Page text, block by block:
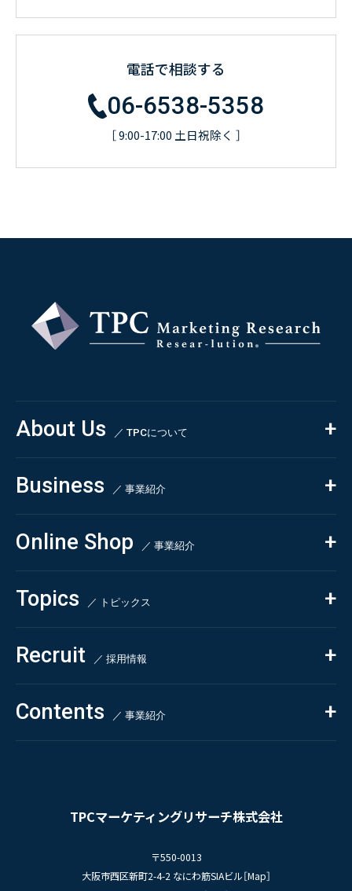
電話で相談する
06-6538-5358
［ 9:00-17:00 土日祝除く ］
TPCマーケティングリサーチ株式会社
〒550-0013
大阪市西区新町2-4-2 なにわ筋SIAビル［Map］
About Us ／ TPCについて
私たちの強み
会社概要・沿革
CSR
Business ／ 事業紹介
コンサルティング
依頼・受託調査
- 市場調査
- 競合調査
- アンケート調査
- クイックリサーチ
自主企画調査
Online Shop ／ 事業紹介
Beauty & Cosmetics
Health & Food
Pharmaceuticals & Medical
Chemical & Life Sciences
Topics ／ トピックス
ALL
お知らせ
新刊情報
掲載情報
Recruit ／ 採用情報
採用TOP
- 求める人物像
Contents ／ 事業紹介
お問い合わせ
プライバシーポリシー